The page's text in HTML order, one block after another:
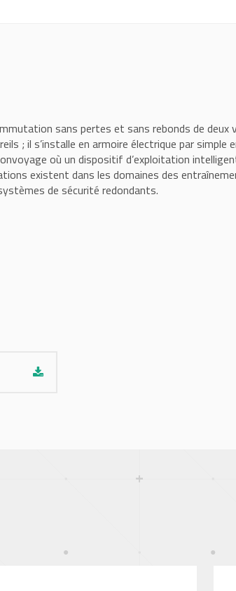
sans pertes et sans rebonds de deux
; il s’installe en armoire électrique par simple
où un dispositif d’exploitation
existent dans les domaines des
de sécurité redondants.